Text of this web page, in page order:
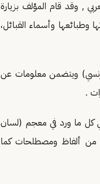
, وقد قام المؤلف بزيارة
وطبائعها وأسماء القبائل،
ويتضمن معلومات عن
.
كل ما ورد في معجم (لسان
من ألفاظ ومصطلحات كما